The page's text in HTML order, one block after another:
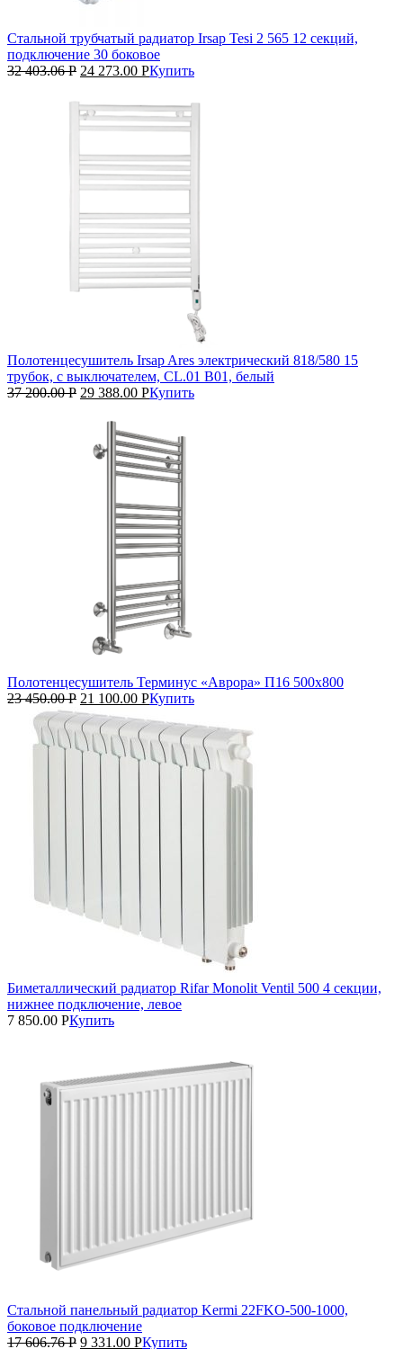
Стальной трубчатый радиатор Irsap Tesi 2 565 12 секций,
подключение 30 боковое
32 403.06Р 24 273.00 РКупить
Полотенцесушитель Irsap Ares электрический 818/580 15
трубок, с выключателем, CL.01 B01, белый
37 200.00Р 29 388.00 РКупить
Полотенцесушитель Терминус «Аврора» П16 500х800
23 450.00Р 21 100.00 РКупить
Биметаллический радиатор Rifar Monolit Ventil 500 4 секции,
нижнее подключение, левое
7 850.00 РКупить
Стальной панельный радиатор Kermi 22FKO‑500‑1000,
боковое подключение
17 606.76Р 9 331.00 РКупить